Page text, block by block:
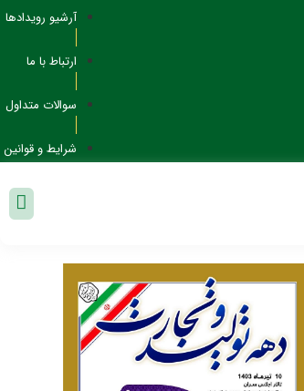
آرشیو رویدادها
ارتباط با ما
سوالات متداول
شرایط و قوانین